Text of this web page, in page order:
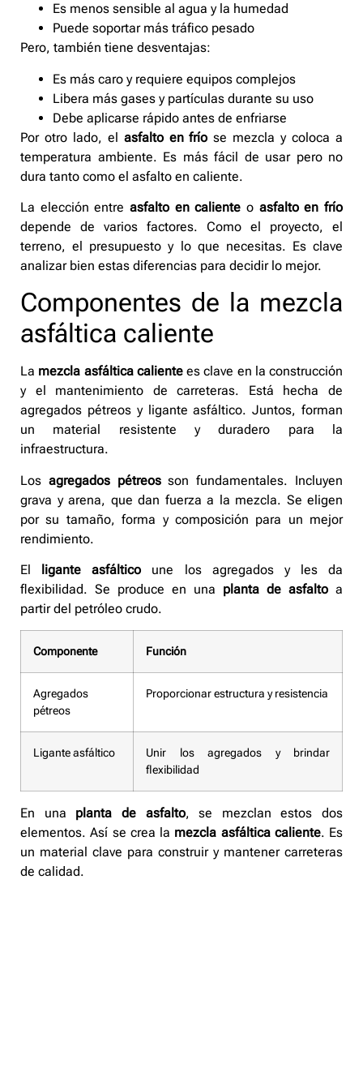
Es menos sensible al agua y la humedad
Puede soportar más tráfico pesado
Pero, también tiene desventajas:
Es más caro y requiere equipos complejos
Libera más gases y partículas durante su uso
Debe aplicarse rápido antes de enfriarse
Por otro lado, el asfalto en frío se mezcla y coloca a
temperatura ambiente. Es más fácil de usar pero no
dura tanto como el asfalto en caliente.
La elección entre asfalto en caliente o asfalto en frío
depende de varios factores. Como el proyecto, el
terreno, el presupuesto y lo que necesitas. Es clave
analizar bien estas diferencias para decidir lo mejor.
Componentes de la mezcla
asfáltica caliente
La mezcla asfáltica calientees clave en la construcción
y el mantenimiento de carreteras. Está hecha de
agregados pétreos y ligante asfáltico. Juntos, forman
un material resistente y duradero para la
infraestructura.
Los agregados pétreosson fundamentales. Incluyen
grava y arena, que dan fuerza a la mezcla. Se eligen
por su tamaño, forma y composición para un mejor
rendimiento.
El ligante asfáltico une los agregados y les da
flexibilidad. Se produce en una planta de asfalto a
partir del petróleo crudo.
Componente Función
Agregados
pétreos
Proporcionar estructura y resistencia
Ligante asfáltico
Unir los agregados y brindar
flexibilidad
En una planta de asfalto, se mezclan estos dos
elementos. Así se crea la mezcla asfáltica caliente. Es
un material clave para construir y mantener carreteras
de calidad.